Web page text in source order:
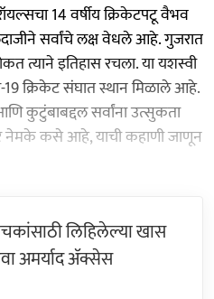
14 वर्षीय क्रिकेटपटू वैभव
सर्वांचे लक्ष वेधले आहे. गुजरात
त्याने इतिहास रचला. या यशस्वी
19 क्रिकेट संघात स्थान मिळाले आहे.
कुटुंबाबद्दल सर्वांना उत्सुकता
नेमके कसे आहे, याची कहाणी जाणून
लिहिलेल्या खास
अमर्याद ॲक्सेस